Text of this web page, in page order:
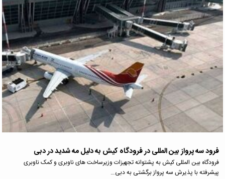
فرود سه پرواز بین المللی در فرودگاه کیش به دلیل مه شدید در دبی
فرودگاه بین المللی کیش به پشتوانه تجهیزات وزیرساخت های ناوبری و کمک ناوبری
پیشرفته با پذیرش سه پرواز برگشتی به دبی…